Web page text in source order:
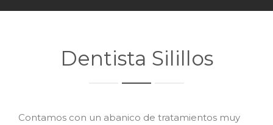
Dentista Silillos
Contamos con un abanico de tratamientos muy